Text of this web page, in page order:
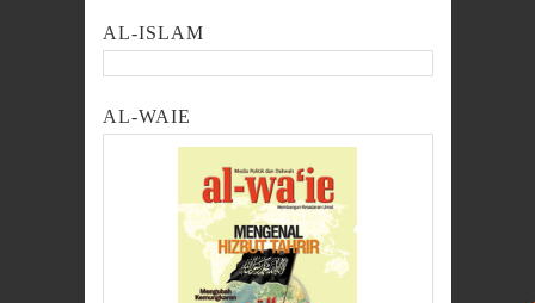
AL-ISLAM
AL-WAIE